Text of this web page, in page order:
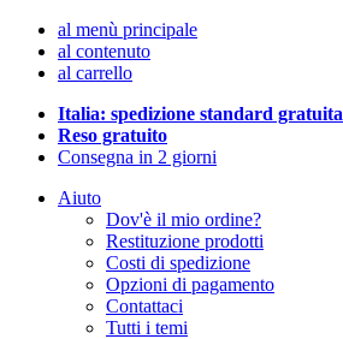
al menù principale
al contenuto
al carrello
Italia: spedizione standard gratuita
Reso gratuito
Consegna in 2 giorni
Aiuto
Dov'è il mio ordine?
Restituzione prodotti
Costi di spedizione
Opzioni di pagamento
Contattaci
Tutti i temi